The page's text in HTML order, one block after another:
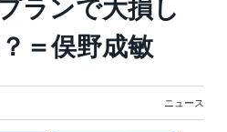
ランで大損し
＝俣野成敏
ニュース